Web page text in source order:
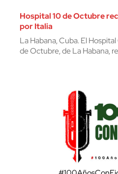
Hospital 10 de Octubre
por Italia
La Habana, Cuba. El
de Octubre, de La Habana,